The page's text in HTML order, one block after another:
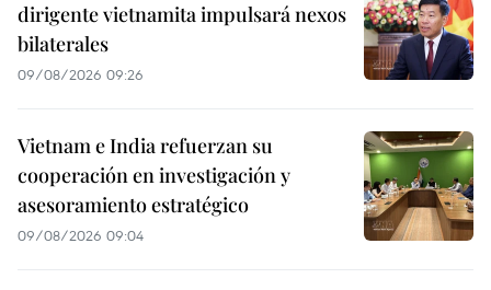
dirigente vietnamita impulsará nexos
bilaterales
09/08/2026 09:26
Vietnam e India refuerzan su
cooperación en investigación y
asesoramiento estratégico
09/08/2026 09:04